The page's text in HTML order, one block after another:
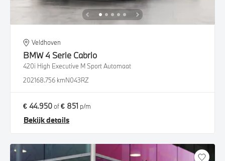
Veldhoven
BMW4 Serie Cabrio
420i High Executive M Sport Automaat
202168.756 kmN043RZ
€ 44.950of€ 851 p/m
Bekijk details